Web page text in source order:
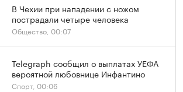
В Чехии при нападении с ножом
пострадали четыре человека
Общество, 00:07
Telegraph сообщил о выплатах УЕФА
вероятной любовнице Инфантино
Спорт, 00:06